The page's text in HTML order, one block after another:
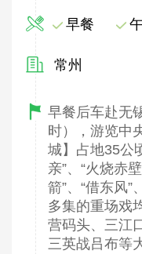
早餐
常州
早餐后车赴无
时），游览中
城】占地35公
亲”、“火烧赤
箭”、“借东风”
多集的重场戏
营码头、三江
三英战吕布等